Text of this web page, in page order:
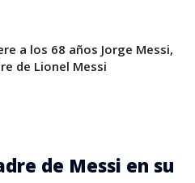
a los 68 años Jorge Messi,
de Lionel Messi
de Messi en su